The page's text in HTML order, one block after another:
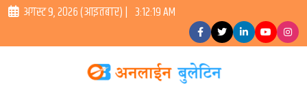
अगस्ट ९, २०२६ (आइतबार) | 3:12:20 AM